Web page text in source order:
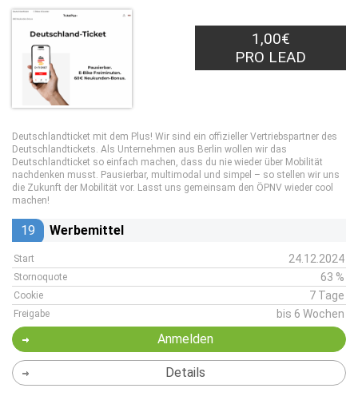
1,00€
PRO LEAD
Deutschlandticket mit dem Plus! Wir sind ein offizieller Vertriebspartner des
Deutschlandtickets. Als Unternehmen aus Berlin wollen wir das
Deutschlandticket so einfach machen, dass du nie wieder über Mobilität
nachdenken musst. Pausierbar, multimodal und simpel – so stellen wir uns
die Zukunft der Mobilität vor. Lasst uns gemeinsam den ÖPNV wieder cool
machen!
19 Werbemittel
Start 24.12.2024
Stornoquote 63 %
Cookie 7 Tage
Freigabe bis 6 Wochen
Anmelden
Details